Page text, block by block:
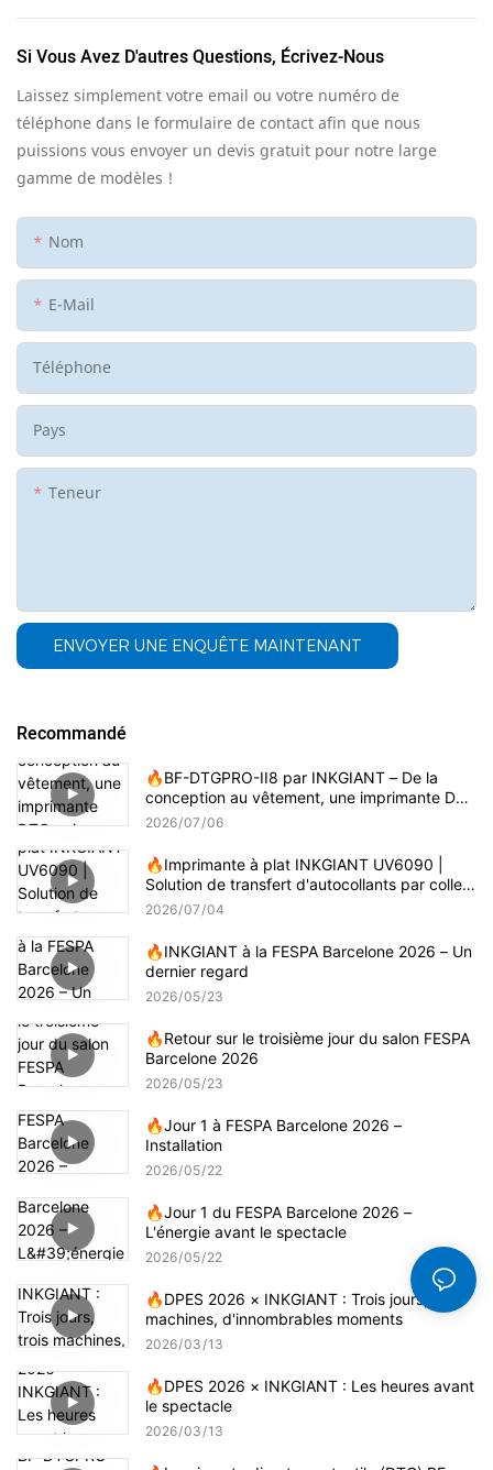
Si Vous Avez D'autres Questions, Écrivez-Nous
Laissez simplement votre email ou votre numéro de
téléphone dans le formulaire de contact afin que nous
puissions vous envoyer un devis gratuit pour notre large
gamme de modèles !
Nom
E-Mail
Téléphone
Pays
Teneur
ENVOYER UNE ENQUÊTE MAINTENANT
Recommandé
🔥BF-DTGPRO-II8 par INKGIANT – De la
conception au vêtement, une imprimante DTG
qui comprend vraiment l'impression sur coton.
2026 07 06
🔥Imprimante à plat INKGIANT UV6090 |
Solution de transfert d'autocollants par colle
3D
2026 07 04
🔥INKGIANT à la FESPA Barcelone 2026 – Un
dernier regard
2026 05 23
🔥Retour sur le troisième jour du salon FESPA
Barcelone 2026
2026 05 23
🔥Jour 1 à FESPA Barcelone 2026 –
Installation
2026 05 22
🔥Jour 1 du FESPA Barcelone 2026 –
L'énergie avant le spectacle
2026 05 22
🔥DPES 2026 × INKGIANT : Trois jours, trois
machines, d'innombrables moments
2026 03 13
🔥DPES 2026 × INKGIANT : Les heures avant
le spectacle
2026 03 13